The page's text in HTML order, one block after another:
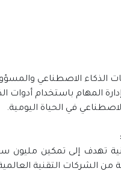
الذكاء الاصطناعي
المهام باستخدام أدوات
في الحياة اليومية.
تهدف إلى تمكين مليون
من الشركات التقنية